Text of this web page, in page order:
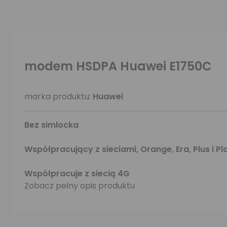
modem HSDPA Huawei E1750C
marka produktu: Huawei
Bez simlocka
Współpracujący z sieciami, Orange, Era, Plus i
Współpracuje z siecią 4G
Zobacz pełny opis produktu